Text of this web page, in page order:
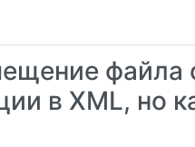
файла
в XML, но